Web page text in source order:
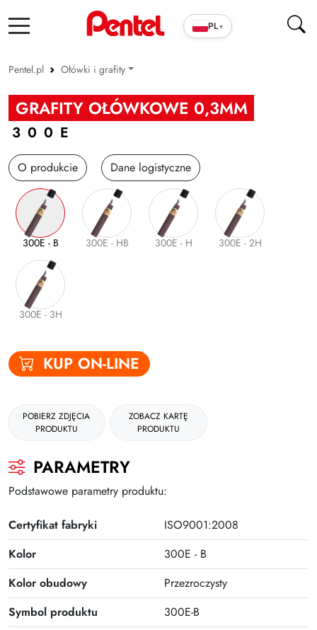
PL▾
Pentel.pl Ołówki i grafity
Produkty szkolno-biurowe
Cienkopisy i pióra ENERGEL
Wkłady
Markery
Zakreślacze
Kleje
Organizacja dokumentów
EKO-RECYCOLOGY
Wyprawka szkolna
Nożyczki
Zszywacze | Zszywki
Kamuflaż dokumentów
Zero Max Teczka Skoroszytowa
GRAFITY OŁÓWKOWE 0,3MM
300E
O produkcie Dane logistyczne
300E - B 300E - HB 300E - H 300E - 2H
300E - 3H
KUP ON-LINE
POBIERZ ZDJĘCIA
PRODUKTU
ZOBACZ KARTĘ
PRODUKTU
PARAMETRY
Podstawowe parametry produktu:
Certyfikat fabryki
ISO9001:2008
Kolor
300E - B
Kolor obudowy
Przezroczysty
Symbol produktu
300E-B